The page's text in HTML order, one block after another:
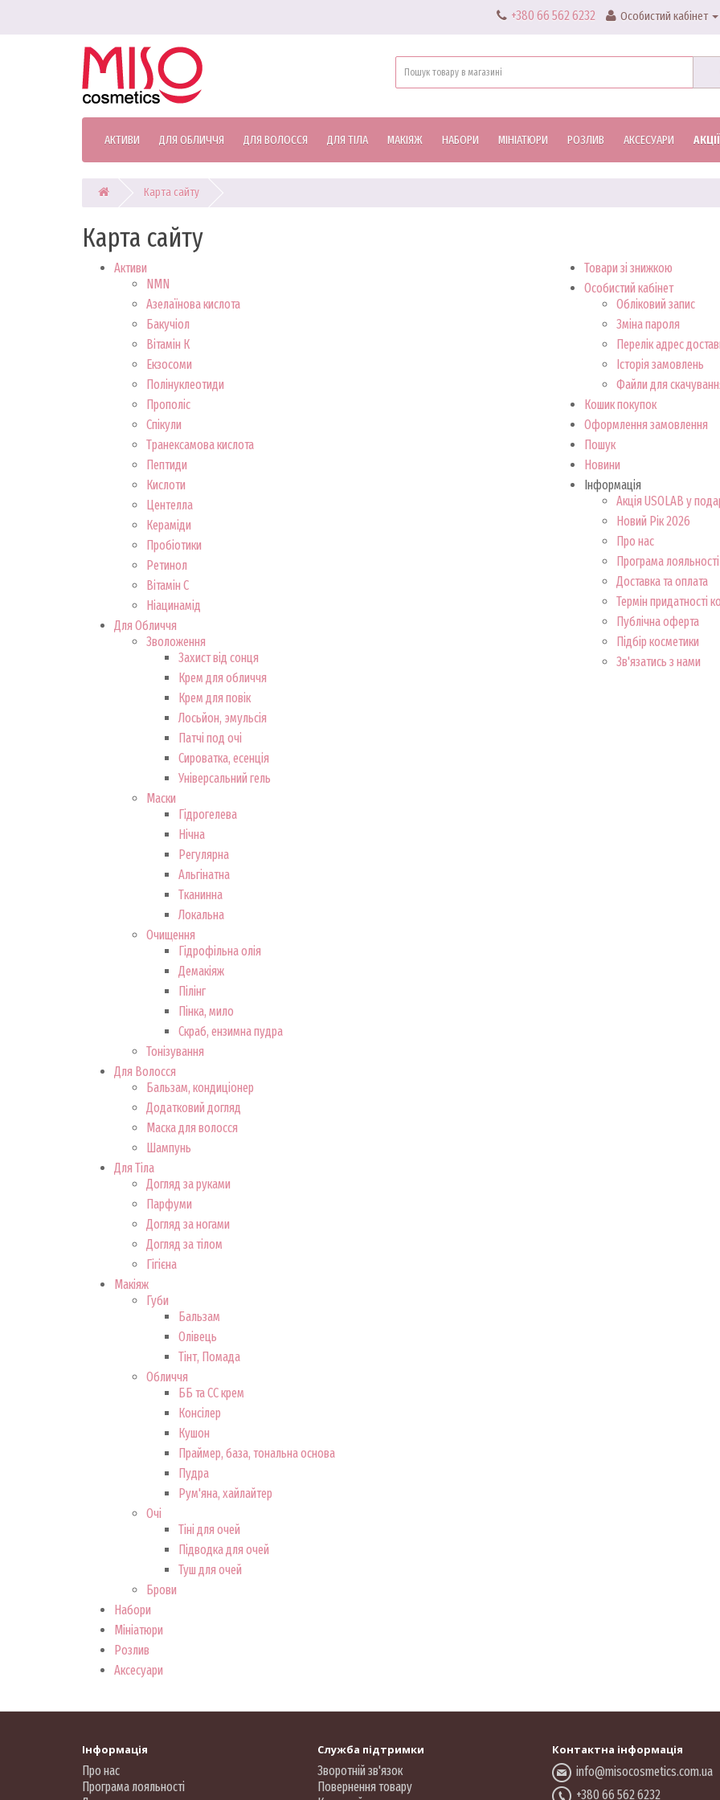
+380 66 562 6232 Особистий кабінет
АКТИВИ ДЛЯ ОБЛИЧЧЯ ДЛЯ ВОЛОССЯ ДЛЯ ТІЛА МАКІЯЖ НАБОРИ МІНІАТЮРИ РОЗЛИВ АКСЕСУАРИ АКЦІЇ
Карта сайту
Карта сайту
Активи
NMN
Азелаїнова кислота
Бакучіол
Вітамін К
Екзосоми
Полінуклеотиди
Прополіс
Спікули
Транексамова кислота
Пептиди
Кислоти
Центелла
Кераміди
Пробіотики
Ретинол
Вітамін С
Ніацинамід
Для Обличчя
Зволоження
Захист від сонця
Крем для обличчя
Крем для повік
Лосьйон, эмульсія
Патчі под очі
Сироватка, есенція
Універсальний гель
Маски
Гідрогелева
Нічна
Регулярна
Альгінатна
Тканинна
Локальна
Очищення
Гідрофільна олія
Демакіяж
Пілінг
Пінка, мило
Скраб, ензимна пудра
Тонізування
Для Волосся
Бальзам, кондиціонер
Додатковий догляд
Маска для волосся
Шампунь
Для Тіла
Догляд за руками
Парфуми
Догляд за ногами
Догляд за тілом
Гігієна
Макіяж
Губи
Бальзам
Олівець
Тінт, Помада
Обличчя
ББ та СС крем
Консілер
Кушон
Праймер, база, тональна основа
Пудра
Рум'яна, хайлайтер
Очі
Тіні для очей
Підводка для очей
Туш для очей
Брови
Набори
Мініатюри
Розлив
Аксесуари
Товари зі знижкою
Особистий кабінет
Обліковий запис
Зміна пароля
Перелік адрес
Історія замовлень
Файли для
Кошик покупок
Оформлення замовлення
Пошук
Новини
Інформація
Акція USOLAB у
Новий Рік 2026
Про нас
Програма лояльності
Доставка та оплата
Термін придатності
Публічна оферта
Підбір косметики
Зв'язатись з нами
Інформація
Про нас
Програма лояльності
Служба підтримки
Зворотній зв'язок
Повернення товару
Контактна інформація
info@misocosmetics.com.ua
+380 66 562 6232